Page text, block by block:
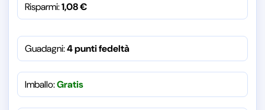
Risparmi:1,08€
Guadagni:4 punti fedeltà
Imballo:Gratis